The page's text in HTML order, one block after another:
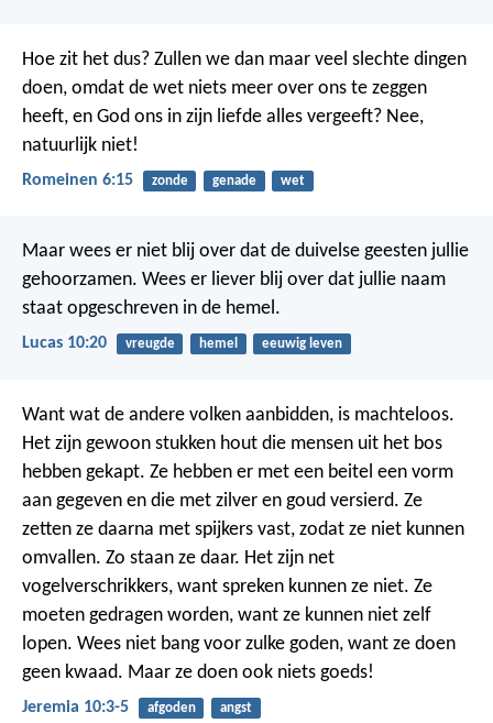
Hoe zit het dus? Zullen we dan maar veel slechte dingen
doen, omdat de wet niets meer over ons te zeggen
heeft, en God ons in zijn liefde alles vergeeft? Nee,
natuurlijk niet!
Romeinen 6:15 zonde genade wet
Maar wees er niet blij over dat de duivelse geesten jullie
gehoorzamen. Wees er liever blij over dat jullie naam
staat opgeschreven in de hemel.
Lucas 10:20 vreugde hemel eeuwig leven
Want wat de andere volken aanbidden, is machteloos.
Het zijn gewoon stukken hout die mensen uit het bos
hebben gekapt. Ze hebben er met een beitel een vorm
aan gegeven en die met zilver en goud versierd. Ze
zetten ze daarna met spijkers vast, zodat ze niet kunnen
omvallen. Zo staan ze daar. Het zijn net
vogelverschrikkers, want spreken kunnen ze niet. Ze
moeten gedragen worden, want ze kunnen niet zelf
lopen. Wees niet bang voor zulke goden, want ze doen
geen kwaad. Maar ze doen ook niets goeds!
Jeremia 10:3-5 afgoden angst